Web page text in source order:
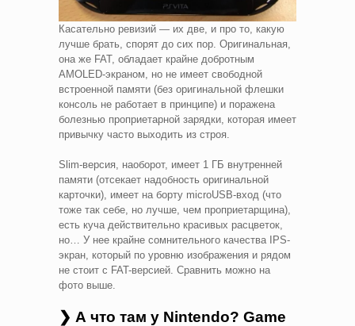
Касательно ревизий — их две, и про то, какую
лучше брать, спорят до сих пор. Оригинальная,
она же FAT, обладает крайне добротным
AMOLED-экраном, но не имеет свободной
встроенной памяти (без оригинальной флешки
консоль не работает в принципе) и поражена
болезнью проприетарной зарядки, которая имеет
привычку часто выходить из строя.
Slim-версия, наоборот, имеет 1 ГБ внутренней
памяти (отсекает надобность оригинальной
карточки), имеет на борту microUSB-вход (что
тоже так себе, но лучше, чем проприетарщина),
есть куча действительно красивых расцветок,
но… У нее крайне сомнительного качества IPS-
экран, который по уровню изображения и рядом
не стоит с FAT-версией. Сравнить можно на
фото выше.
❯ А что там у Nintendo? Game